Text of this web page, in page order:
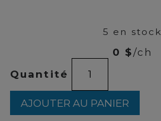
5 en stock
0 $/ch
Quantité
16
DOUBLE
AJOUTER AU PANIER